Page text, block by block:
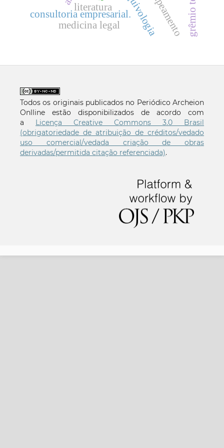
consultoria empresarial. mapeamento
literatura
medicina legal
Todos os originais publicados no Periódico Archeion
Onlline estão disponibilizados de acordo com
a Licença Creative Commons 3.0 Brasil
(obrigatoriedade de atribuição de créditos/vedado
uso comercial/vedada criação de obras
derivadas/permitida citação referenciada).